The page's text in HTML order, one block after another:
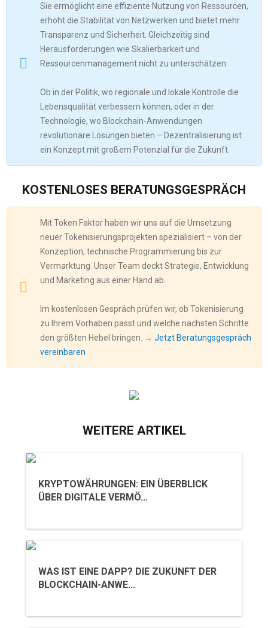
Sie ermöglicht eine effiziente Nutzung von Ressourcen,
erhöht die Stabilität von Netzwerken und bietet mehr
Transparenz und Sicherheit. Gleichzeitig sind
Herausforderungen wie Skalierbarkeit und
Ressourcenmanagement nicht zu unterschätzen.
Ob in der Politik, wo regionale und lokale Kontrolle die
Lebensqualität verbessern können, oder in der
Technologie, wo Blockchain-Anwendungen
revolutionäre Lösungen bieten – Dezentralisierung ist
ein Konzept mit großem Potenzial für die Zukunft.
KOSTENLOSES BERATUNGSGESPRÄCH
Mit Token Faktor haben wir uns auf die Umsetzung
neuer Tokenisierungsprojekten spezialisiert – von der
Konzeption, technische Programmierung bis zur
Vermarktung. Unser Team deckt Strategie, Entwicklung
und Marketing aus einer Hand ab.
Im kostenlosen Gespräch prüfen wir, ob Tokenisierung
zu Ihrem Vorhaben passt und welche nächsten Schritte
den größten Hebel bringen. → Jetzt Beratungsgespräch
vereinbaren
WEITERE ARTIKEL
KRYPTOWÄHRUNGEN: EIN ÜBERBLICK
ÜBER DIGITALE VERMÖ...
WAS IST EINE DAPP? DIE ZUKUNFT DER
BLOCKCHAIN-ANWE...